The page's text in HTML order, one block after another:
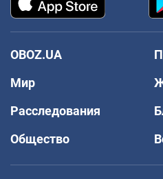
OBOZ.UA
Мир
Расследования
Общество